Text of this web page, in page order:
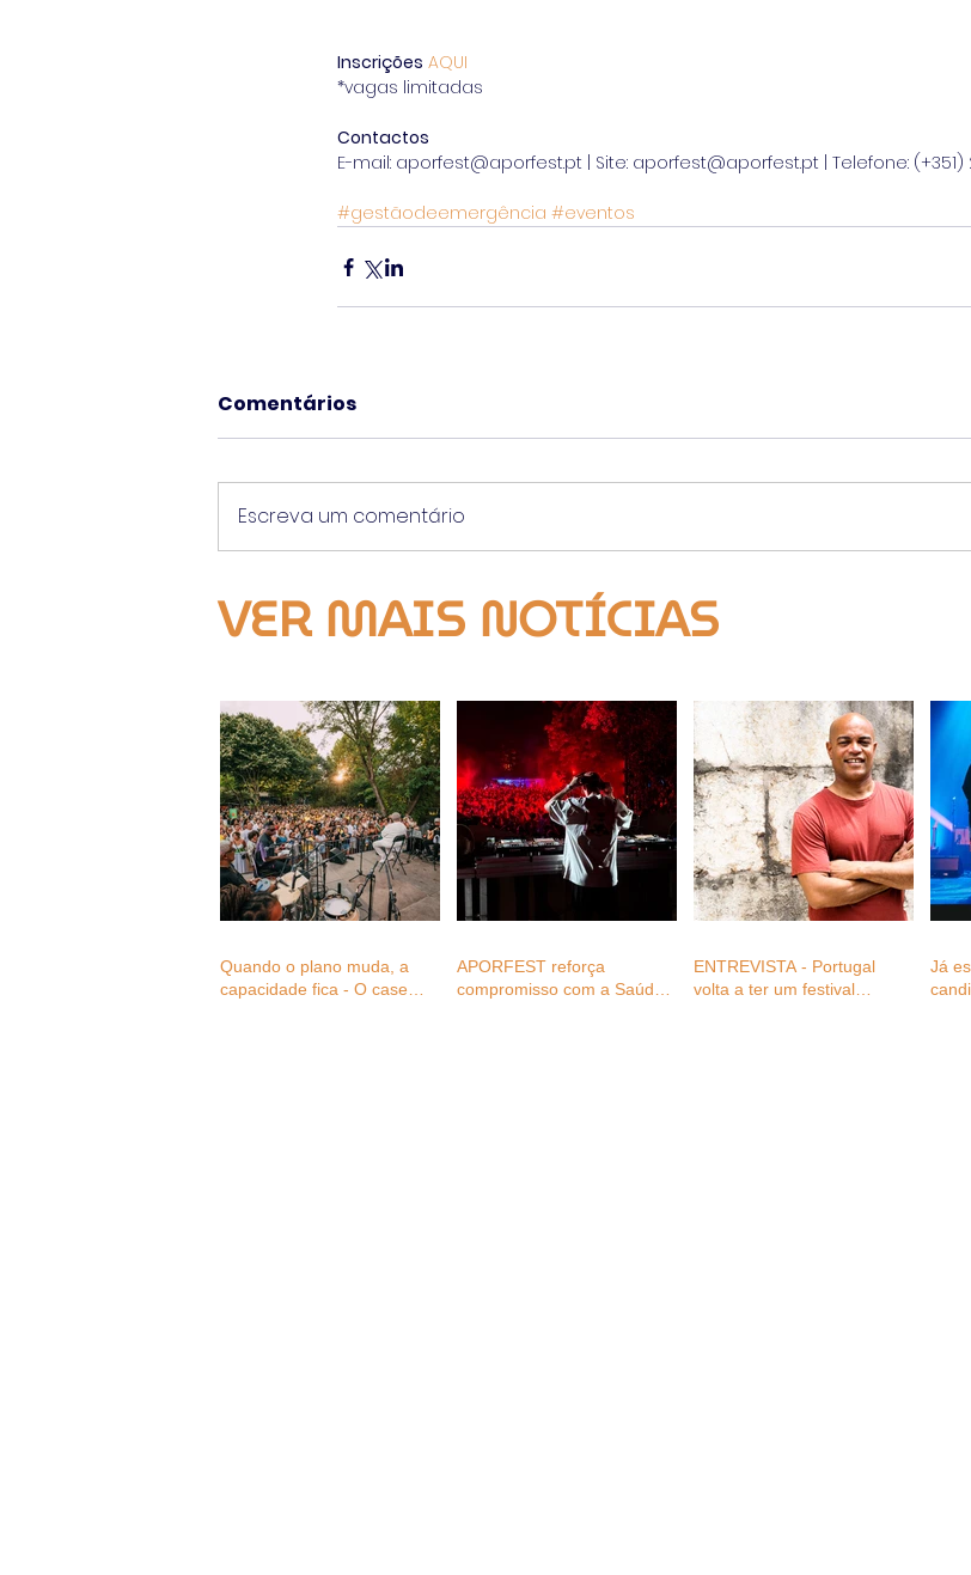
Inscrições AQUI
*vagas limitadas
Contactos
E-mail: aporfest@aporfest.pt | Site: aporfest@aporfest.pt | Telefone: (+351)
#gestãodeemergência #eventos
Comentários
Escreva um comentário
VER MAIS NOTÍCIAS
Quando o plano muda, a
capacidade fica - O case
APORFEST reforça
compromisso com a Saúde
ENTREVISTA - Portugal
volta a ter um festival
Já